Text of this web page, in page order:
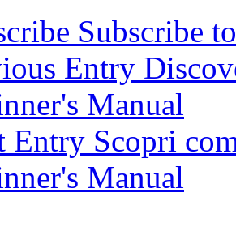
Subscribe
Entry
Manual
Entry Scopri
Manual